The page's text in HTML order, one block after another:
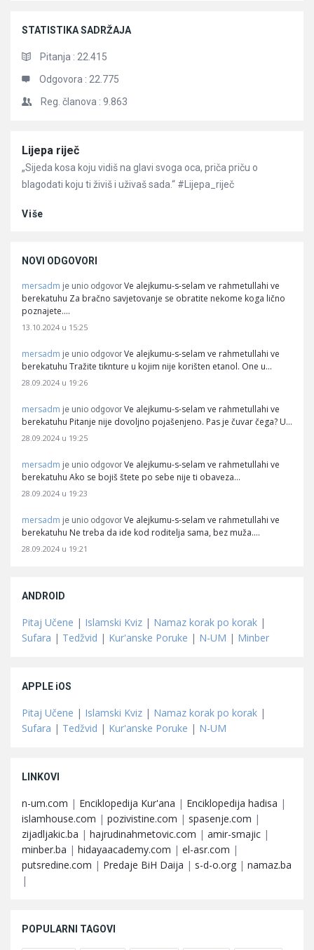
STATISTIKA SADRŽAJA
Pitanja : 22.415
Odgovora : 22.775
Reg. članova : 9.863
Članci
Lijepa riječ
„Sijeda kosa koju vidiš na glavi svoga oca, priča priču o
blagodati koju ti živiš i uživaš sada.“ #Lijepa_riječ
Više
NOVI ODGOVORI
mersadm je unio odgovor Ve alejkumu-s-selam ve rahmetullahi ve
berekatuhu Za bračno savjetovanje se obratite nekome koga lično
poznajete.…
13.10.2024 u 15:25
mersadm je unio odgovor Ve alejkumu-s-selam ve rahmetullahi ve
berekatuhu Tražite tiknture u kojim nije korišten etanol. One u…
28.09.2024 u 19:26
mersadm je unio odgovor Ve alejkumu-s-selam ve rahmetullahi ve
berekatuhu Pitanje nije dovoljno pojašenjeno. Pas je čuvar čega? U…
28.09.2024 u 19:25
mersadm je unio odgovor Ve alejkumu-s-selam ve rahmetullahi ve
berekatuhu Ako se bojiš štete po sebe nije ti obaveza…
28.09.2024 u 19:23
mersadm je unio odgovor Ve alejkumu-s-selam ve rahmetullahi ve
berekatuhu Ne treba da ide kod roditelja sama, bez muža.…
28.09.2024 u 19:21
ANDROID
Pitaj Učene | Islamski Kviz | Namaz korak po korak |
Sufara | Tedžvid | Kur'anske Poruke | N-UM | Minber
APPLE iOS
Pitaj Učene | Islamski Kviz | Namaz korak po korak |
Sufara | Tedžvid | Kur'anske Poruke | N-UM
LINKOVI
n-um.com | Enciklopedija Kur'ana | Enciklopedija hadisa |
islamhouse.com | pozivistine.com | spasenje.com |
zijadljakic.ba | hajrudinahmetovic.com | amir-smajic |
minber.ba | hidayaacademy.com | el-asr.com |
putsredine.com | Predaje BiH Daija | s-d-o.org | namaz.ba
|
POPULARNI TAGOVI